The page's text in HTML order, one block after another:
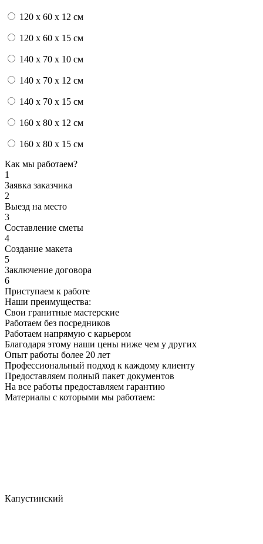
120 x 60 x 12 см
120 x 60 x 15 см
140 x 70 x 10 см
140 x 70 x 12 см
140 x 70 x 15 см
160 x 80 x 12 см
160 x 80 x 15 см
Как мы работаем?
1
Заявка заказчика
2
Выезд на место
3
Составление сметы
4
Создание макета
5
Заключение договора
6
Приступаем к работе
Наши преимущества:
Свои гранитные мастерские
Работаем без посредников
Работаем напрямую с карьером
Благодаря этому наши цены ниже чем у других
Опыт работы более 20 лет
Профессиональный подход к каждому клиенту
Предоставляем полный пакет документов
На все работы предоставляем гарантию
Материалы с которыми мы работаем:
Капустинский